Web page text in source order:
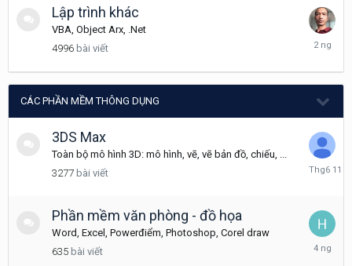
Lập trình khác
VBA, Object Arx, .Net
4996 bài viết
Friday
02:29
CÁC PHẦN MỀM THÔNG DỤNG
3DS Max
Toàn bộ mô hình 3D: mô hình, vẽ, vẽ bản đồ, chiếu, ...
3277 bài viết
Tháng
Phần mềm văn phòng - đồ họa
Word, Excel, Powerđiểm, Photoshop, Corel draw
635 bài viết
Tuesday